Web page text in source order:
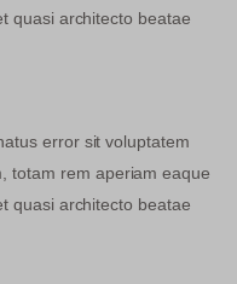
quasi architecto beatae
error sit voluptatem
totam rem aperiam eaque
quasi architecto beatae